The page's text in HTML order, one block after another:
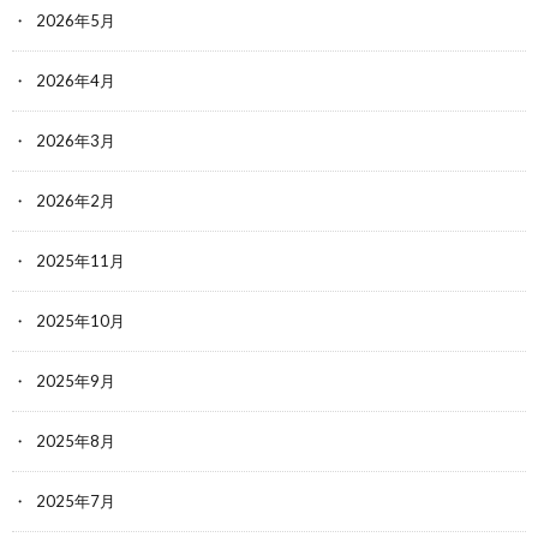
2026年5月
2026年4月
2026年3月
2026年2月
2025年11月
2025年10月
2025年9月
2025年8月
2025年7月